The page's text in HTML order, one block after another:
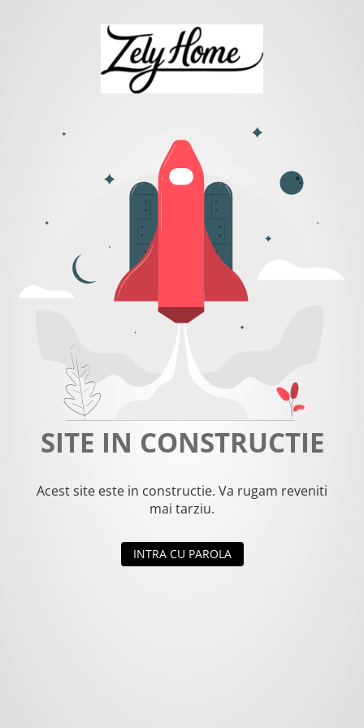
SITE IN CONSTRUCTIE
Acest site este in constructie. Va rugam reveniti
mai tarziu.
INTRA CU PAROLA